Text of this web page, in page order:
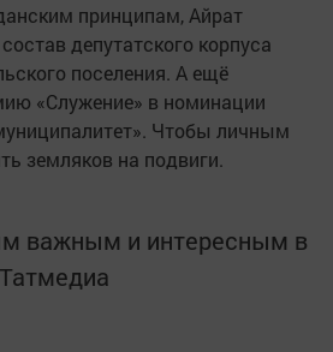
принципам, Айрат
депутатского корпуса
поселения. А ещё
«Служение» в номинации
Чтобы личным
земляков на подвиги.
важным и интересным в
Татмедиа